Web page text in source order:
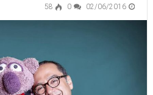
02/06/2016
0
58